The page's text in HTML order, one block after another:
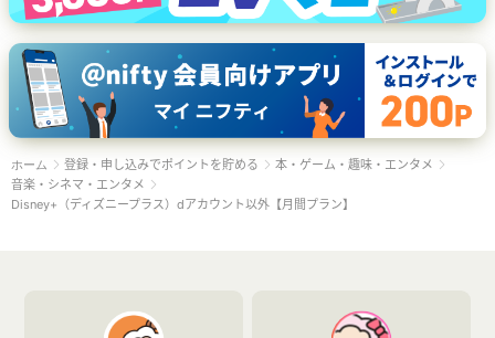
ホーム 登録・申し込みでポイントを貯める
本・ゲーム・趣味・エンタメ
音楽・シネマ・エンタメ
Disney+（ディズニープラス）dアカウント以外【月間プラン】